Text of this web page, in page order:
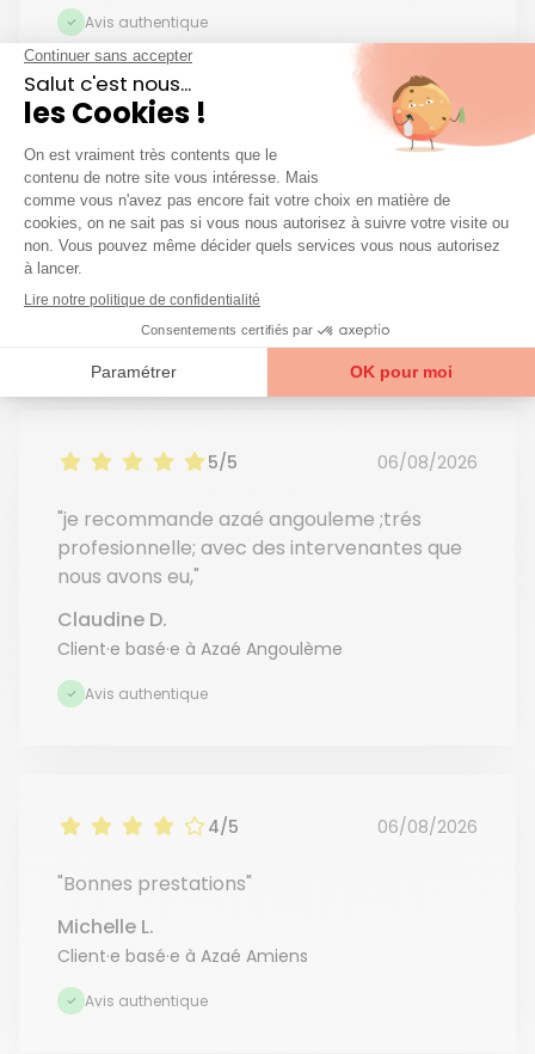
Avis authentique
4/5 06/08/2026
"Satisfaite de l aide recue2"
Evelyne G.
Avis authentique
5/5 06/08/2026
"je recommande azaé angouleme ;trés
profesionnelle; avec des intervenantes que
nous avons eu,"
Claudine D.
Client·e basé·e à Azaé Angoulème
Avis authentique
4/5 06/08/2026
"Bonnes prestations"
Michelle L.
Client·e basé·e à Azaé Amiens
Avis authentique